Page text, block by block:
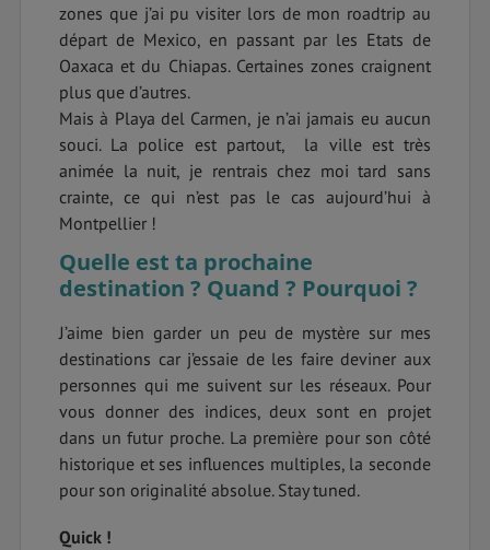
zones que j’ai pu visiter lors de mon roadtrip au
départ de Mexico, en passant par les Etats de
Oaxaca et du Chiapas. Certaines zones craignent
plus que d’autres.
Mais à Playa del Carmen, je n’ai jamais eu aucun
souci. La police est partout, la ville est très
animée la nuit, je rentrais chez moi tard sans
crainte, ce qui n’est pas le cas aujourd’hui à
Montpellier !
Quelle est ta prochaine
destination ? Quand ? Pourquoi ?
J’aime bien garder un peu de mystère sur mes
destinations car j’essaie de les faire deviner aux
personnes qui me suivent sur les réseaux. Pour
vous donner des indices, deux sont en projet
dans un futur proche. La première pour son côté
historique et ses influences multiples, la seconde
pour son originalité absolue. Stay tuned.
Quick !